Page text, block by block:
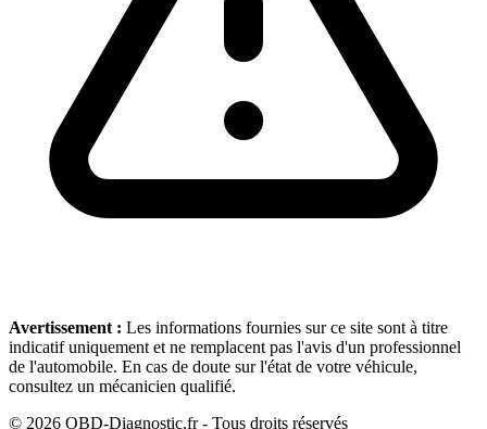
Avertissement : Les informations fournies sur ce site sont à titre
indicatif uniquement et ne remplacent pas l'avis d'un professionnel
de l'automobile. En cas de doute sur l'état de votre véhicule,
consultez un mécanicien qualifié.
© 2026 OBD-Diagnostic.fr - Tous droits réservés